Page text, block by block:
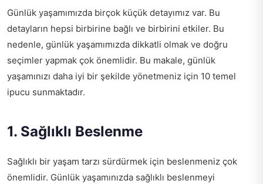
Günlük yaşamımızda birçok küçük detayımız var. Bu
detayların hepsi birbirine bağlı ve birbirini etkiler. Bu
nedenle, günlük yaşamımızda dikkatli olmak ve doğru
seçimler yapmak çok önemlidir. Bu makale, günlük
yaşamınızı daha iyi bir şekilde yönetmeniz için 10 temel
ipucu sunmaktadır.
1. Sağlıklı Beslenme
Sağlıklı bir yaşam tarzı sürdürmek için beslenmeniz çok
önemlidir. Günlük yaşamınızda sağlıklı beslenmeyi